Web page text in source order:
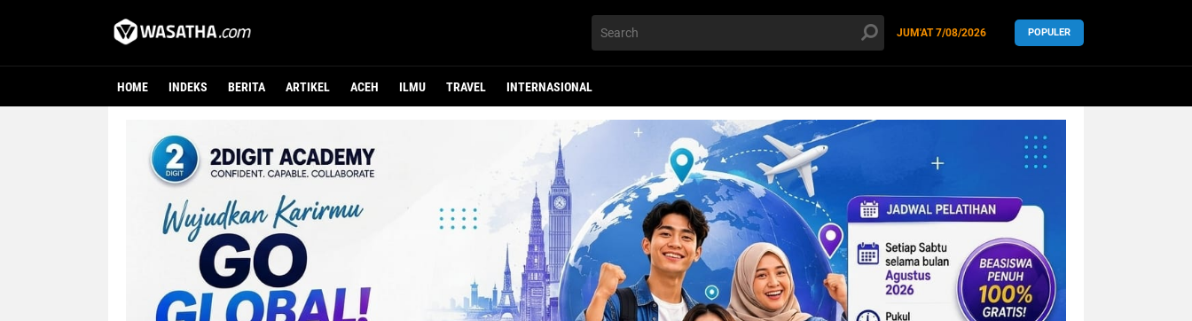
JUM'AT7/08/2026 POPULER
HOME INDEKS BERITA ARTIKEL ACEH ILMU TRAVEL INTERNASIONAL